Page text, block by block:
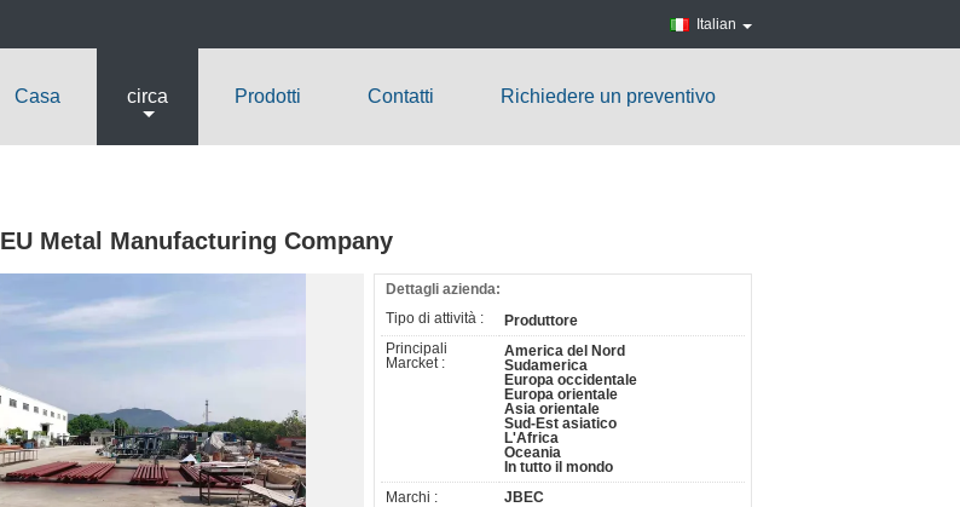
Italian
Casa circa Prodotti Contatti Richiedere un preventivo
Metal Manufacturing Company
Dettagli azienda:
Tipo di attività :
Produttore
Principali
Marcket :
America del Nord
Sudamerica
Europa occidentale
Europa orientale
Asia orientale
Sud-Est asiatico
L'Africa
Oceania
In tutto il mondo
Marchi :
JBEC